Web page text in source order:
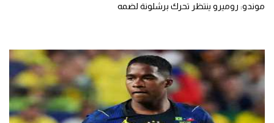
موندو: روميرو ينتظر تحرك برشلونة لضمه